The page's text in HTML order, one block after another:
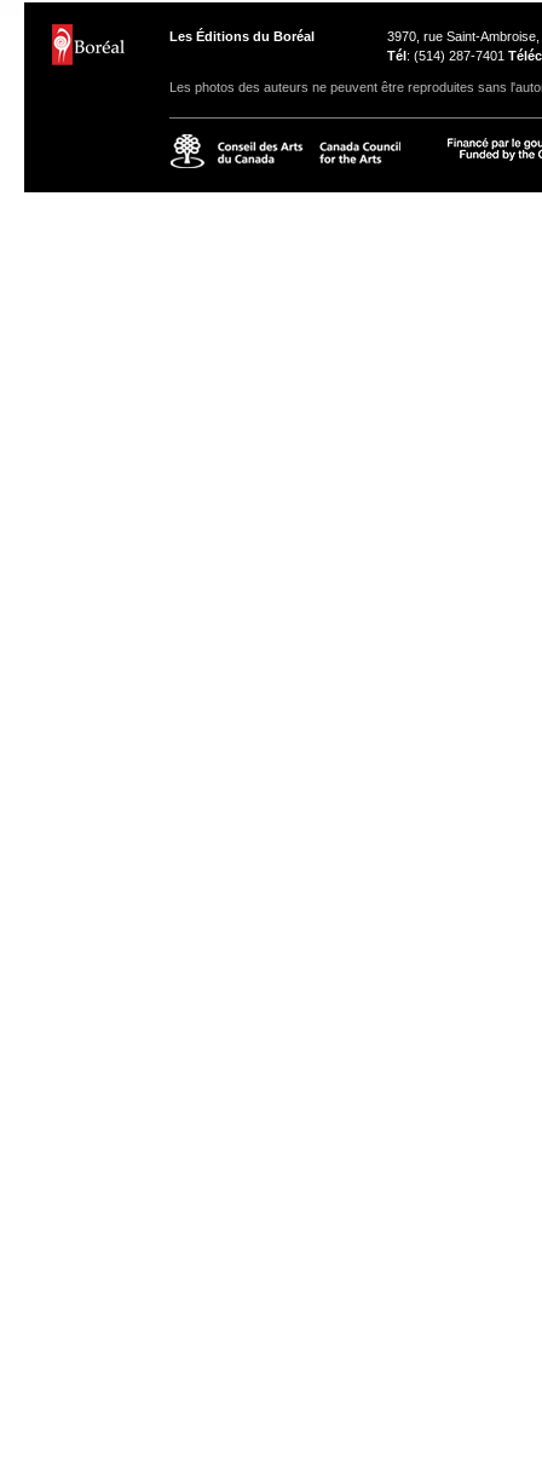
Les Éditions du Boréal
3970, rue Saint-
Tél: (514) 287-7401 Téléc
Les photos des auteurs ne peuvent être reproduites sans